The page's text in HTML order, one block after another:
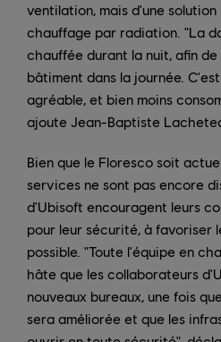
ventilation, mais d'une
chauffage par radiation. "La
chauffée durant la nuit, afin
bâtiment dans la journée.
agréable, et bien moins
ajoute Jean-Baptiste
Bien que le Floresco soit
services ne sont pas encore
d'Ubisoft encouragent leurs
pour leur sécurité, à favoriser
possible. "Toute l'équipe en
hâte que les collaborateurs
nouveaux bureaux, une fois
sera améliorée et que les